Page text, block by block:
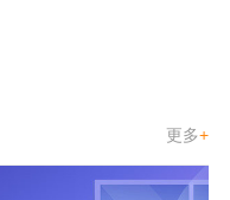
更多+